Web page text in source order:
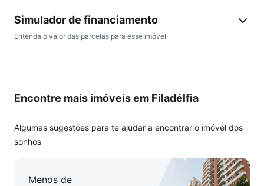
Simulador de financiamento
Entenda o valor das parcelas para esse imóvel
Encontre mais imóveis em Filadélfia
Algumas sugestões para te ajudar a encontrar o imóvel dos
sonhos
Menos de